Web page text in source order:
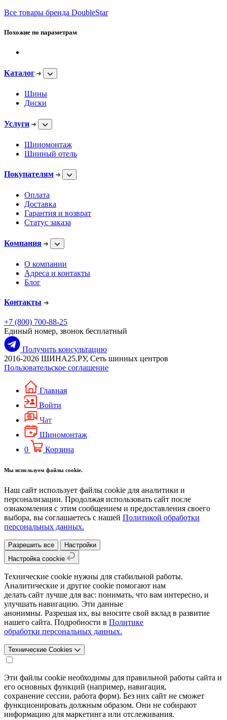
Все товары бренда DoubleStar
Похожие по параметрам
Каталог
Шины
Диски
Услуги
Шиномонтаж
Шинный отель
Покупателям
Оплата
Доставка
Гарантия и возврат
Статус заказа
Компания
О компании
Адреса и контакты
Блог
Контакты
+7 (800) 700-88-25
Единый номер, звонок бесплатный
Получить консультацию
2016-2026 ШИНА25.РУ, Сеть шинных центров
Пользовательское соглашение
Главная
Войти
Чат
Шиномонтаж
0
Корзина
Мы используем файлы cookie.
Наш сайт использует файлы cookie для аналитики и
персонализации. Продолжая использовать сайт после
ознакомления с этим сообщением и предоставления своего
выбора, вы соглашаетесь с нашей Политикой обработки
персональных данных.
Разрешить все
Настройки
Настройка coockie
Технические cookie нужны для стабильной работы.
Аналитические и другие cookie помогают нам
делать сайт лучше для вас: понимать, что вам интересно, и
улучшать навигацию. Эти данные
анонимны. Разрешая их, вы вносите свой вклад в развитие
нашего сайта. Подробности в Политике
обработки персональных данных.
Технические Cookies
Эти файлы cookie необходимы для правильной работы сайта и
его основных функций (например, навигация,
сохранение сессии, работа форм). Без них сайт не сможет
функционировать должным образом. Они не собирают
информацию для маркетинга или отслеживания.